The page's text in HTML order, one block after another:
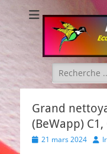
Rechercher :
Grand
(BeWapp) C1,
Posted
21 mars 2024